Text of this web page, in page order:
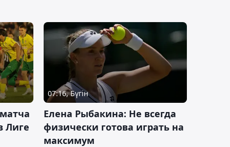
Лиге
07:16, Бүгін
Елена Рыбакина: Не всегда
физически готова играть на
максимум